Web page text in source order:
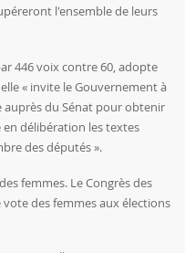
l'ensemble de leurs
446 voix contre 60, adopte
« invite le Gouvernement à
du Sénat pour obtenir
délibération les textes
des députés ».
femmes. Le Congrès des
des femmes aux élections